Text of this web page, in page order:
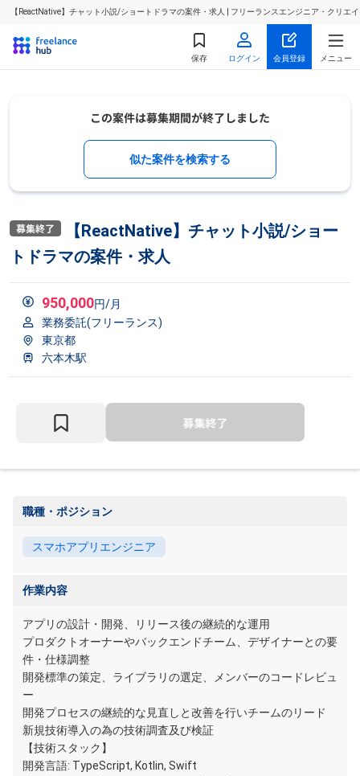
【ReactNative】チャット小説/ショートドラマの案件・求人 | フリーランスエンジニア・クリエ
保存 ログイン 会員登録 メニュー
似た案件を検索する
【ReactNative】チャット小説/ショー
トドラマの案件・求人
950,000円/月
業務委託(フリーランス)
東京都
六本木駅
職種・ポジション
スマホアプリエンジニア
作業内容
アプリの設計・開発、リリース後の継続的な運用
プロダクトオーナーやバックエンドチーム、デザイナーとの要
件・仕様調整
開発標準の策定、ライブラリの選定、メンバーのコードレビュ
ー
開発プロセスの継続的な見直しと改善を行いチームのリード
新規技術導入の為の技術調査及び検証
【技術スタック】
開発言語: TypeScript, Kotlin, Swift